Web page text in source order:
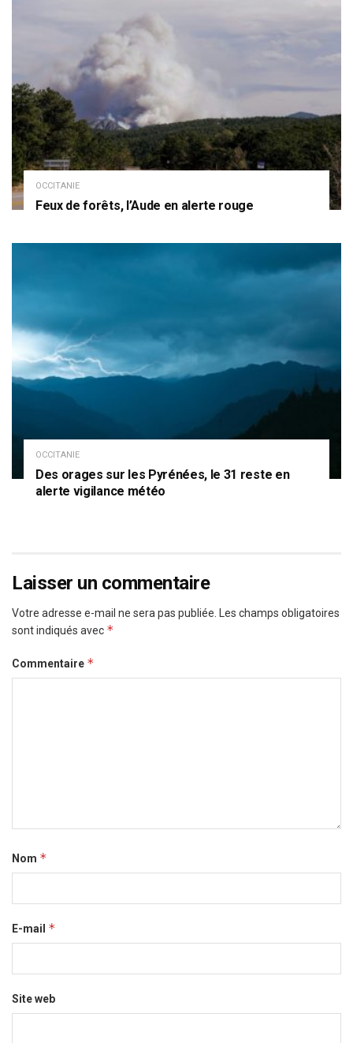
OCCITANIE
Feux de forêts, l’Aude en alerte rouge
OCCITANIE
Des orages sur les Pyrénées, le 31 reste en
alerte vigilance météo
Laisser un commentaire
Votre adresse e-mail ne sera pas publiée.
Les champs obligatoires
sont indiqués avec *
Commentaire *
Nom *
E-mail *
Site web